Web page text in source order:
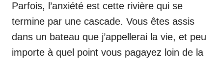
Parfois, l’anxiété est cette rivière qui se
termine par une cascade. Vous êtes assis
dans un bateau que j’appellerai la vie, et peu
importe à quel point vous pagayez loin de la